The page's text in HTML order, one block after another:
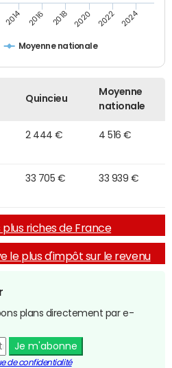
Moyenne nationale
2014 2016 2018 2020 2022 2024
Quincieu
Moyenne
nationale
2 444 € 4 516 €
33 705 € 33 939 €
plus riches de France
le plus d'impôt sur le revenu
plans directement par e-
Je m'abonne
de confidentialité